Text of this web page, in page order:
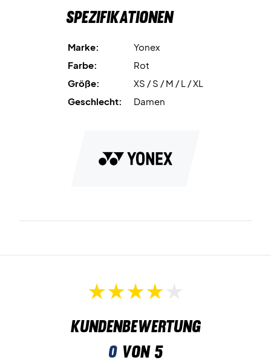
Spezifikationen
Marke:
Yonex
Farbe:
Rot
Größe:
XS / S / M / L / XL
Geschlecht:
Damen
Kundenbewertung
0von 5